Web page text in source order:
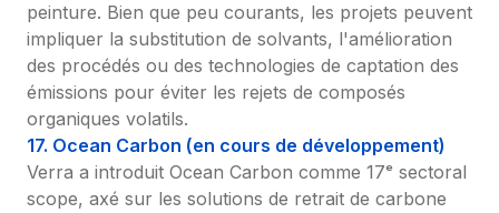
peinture. Bien que peu courants, les projets peuvent
impliquer la substitution de solvants, l'amélioration
des procédés ou des technologies de captation des
émissions pour éviter les rejets de composés
organiques volatils.
17. Ocean Carbon (en cours de développement)
Verra a introduit Ocean Carbon comme 17ᵉ sectoral
scope, axé sur les solutions de retrait de carbone